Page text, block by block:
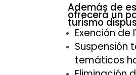
Además de
ofrecerá un
turismo
Exención
Suspensión
temáticos